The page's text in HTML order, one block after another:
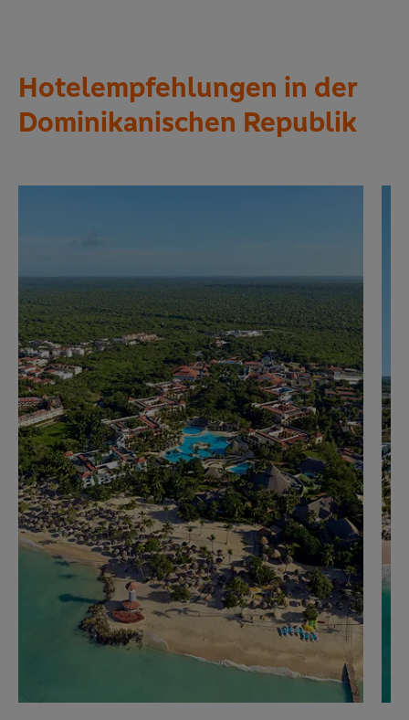
Hotelempfehlungen in der
Dominikanischen Republik